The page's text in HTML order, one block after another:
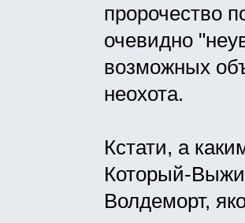
пророчество
очевидно
возможных
неохота.
Кстати, а
Который-
Волдеморт,